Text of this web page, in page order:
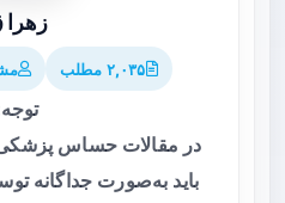
۲,۰۳۵ مطلب
در مقالات حساس
باید به‌صورت جداگانه